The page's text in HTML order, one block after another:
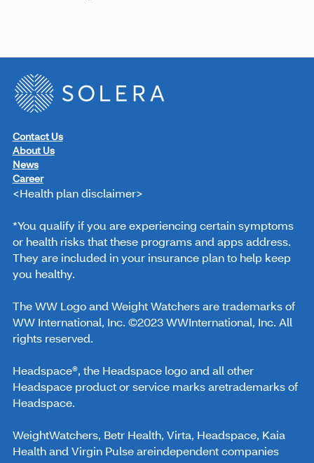
Contact Us
About Us
News
Career
<Health plan disclaimer>
*You qualify if you are experiencing certain symptoms
or health risks that these programs and apps address.
They are included in your insurance plan to help keep
you healthy.
The WW Logo and Weight Watchers are trademarks of
WW International, Inc. ©2023 WWInternational, Inc. All
rights reserved.
Headspace®, the Headspace logo and all other
Headspace product or service marks aretrademarks of
Headspace.
WeightWatchers, Betr Health, Virta, Headspace, Kaia
Health and Virgin Pulse areindependent companies